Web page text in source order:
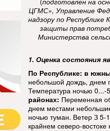
ЦГМС», Управление
надзору по Республике
защиты прав
Министерства
1. Оценка состояния
По Республике: в
небольшой дождь, днем
Температура ночью
районах: Переменная
днем местами
ночью туман. Ветер З
крайнем северо-